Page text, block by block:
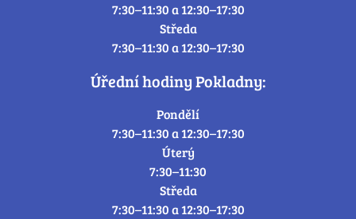
7:30–11:30 a 12:30–17:30
Středa
7:30–11:30 a 12:30–17:30
Úřední hodiny Pokladny:
Pondělí
7:30–11:30 a 12:30–17:30
Úterý
7:30–11:30
Středa
7:30–11:30 a 12:30–17:30